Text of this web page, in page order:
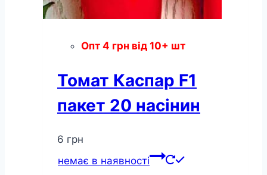
Опт 4 грн від 10+ шт
Томат Каспар F1
пакет 20 насінин
6 грн
немає в наявності